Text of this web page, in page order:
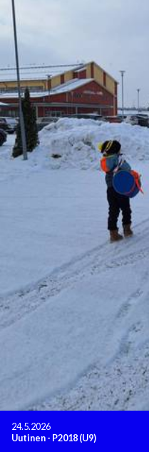
24.5.2026
Uutinen- P2018 (U9)